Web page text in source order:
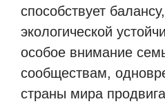
способствует
экологической
особое внимание
сообществам,
страны мира